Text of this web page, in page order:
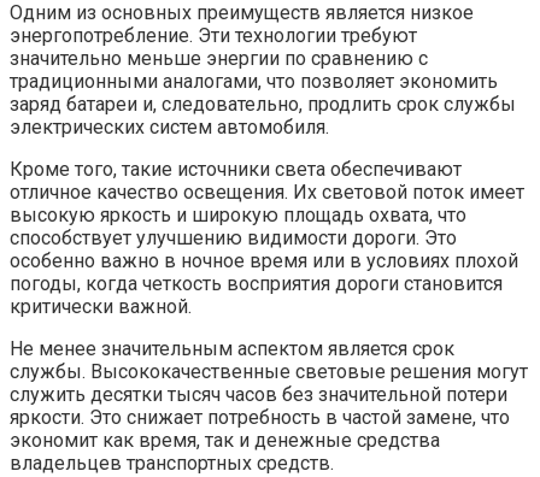
Одним из основных преимуществ является низкое
энергопотребление. Эти технологии требуют
значительно меньше энергии по сравнению с
традиционными аналогами, что позволяет экономить
заряд батареи и, следовательно, продлить срок службы
электрических систем автомобиля.
Кроме того, такие источники света обеспечивают
отличное качество освещения. Их световой поток имеет
высокую яркость и широкую площадь охвата, что
способствует улучшению видимости дороги. Это
особенно важно в ночное время или в условиях плохой
погоды, когда четкость восприятия дороги становится
критически важной.
Не менее значительным аспектом является срок
службы. Высококачественные световые решения могут
служить десятки тысяч часов без значительной потери
яркости. Это снижает потребность в частой замене, что
экономит как время, так и денежные средства
владельцев транспортных средств.